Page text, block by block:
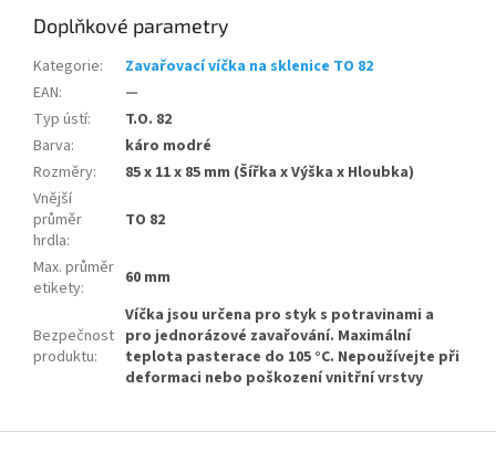
Doplňkové parametry
Kategorie:
Zavařovací víčka na sklenice TO 82
EAN:
—
Typ ústí:
T.O. 82
Barva:
káro modré
Rozměry:
85 x 11 x 85 mm (Šířka x Výška x Hloubka)
Vnější
průměr
hrdla:
TO 82
Max. průměr
etikety: 60 mm
Bezpečnost
produktu:
Víčka jsou určena pro styk s potravinami a
pro jednorázové zavařování. Maximální
teplota pasterace do 105 °C. Nepoužívejte při
deformaci nebo poškození vnitřní vrstvy